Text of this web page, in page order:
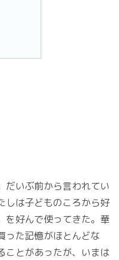
だいぶ前から言われてい
しは子どものころから好
を好んで使ってきた。華
った記憶がほとんどな
ことがあったが、いまは